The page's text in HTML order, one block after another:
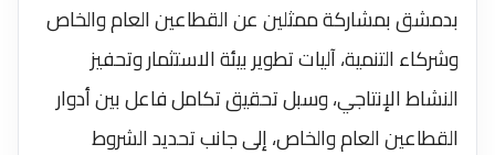
بدمشق بمشاركة ممثلين عن القطاعين العام والخاص
وشركاء التنمية، آليات تطوير بيئة الاستثمار وتحفيز
النشاط الإنتاجي، وسبل تحقيق تكامل فاعل بين أدوار
القطاعين العام والخاص، إلى جانب تحديد الشروط